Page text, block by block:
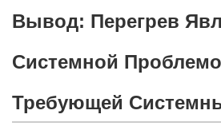
Вывод: Перегрев
Системной
Требующей